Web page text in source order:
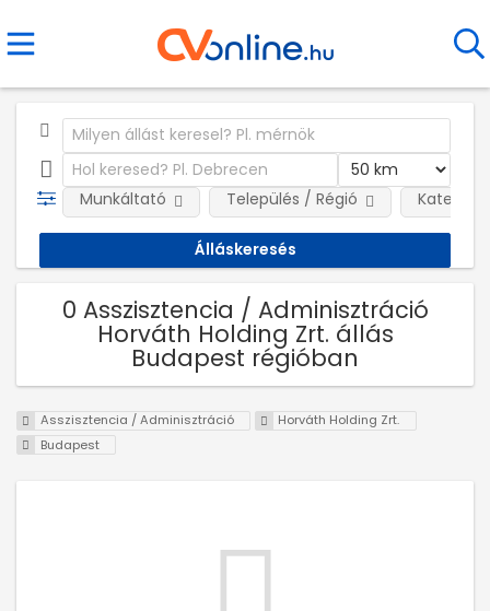
Munkáltató Település / Régió
0 Asszisztencia / Adminisztráció
Horváth Holding Zrt. állás
Budapest régióban
Asszisztencia / Adminisztráció
Horváth Holding Zrt.
Budapest